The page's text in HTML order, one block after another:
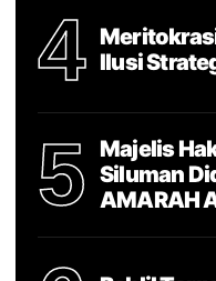
4
Ilusi
5
Majelis
Siluman
AMARAH